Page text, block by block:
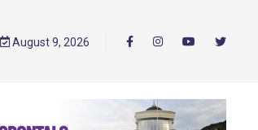
August 9, 2026